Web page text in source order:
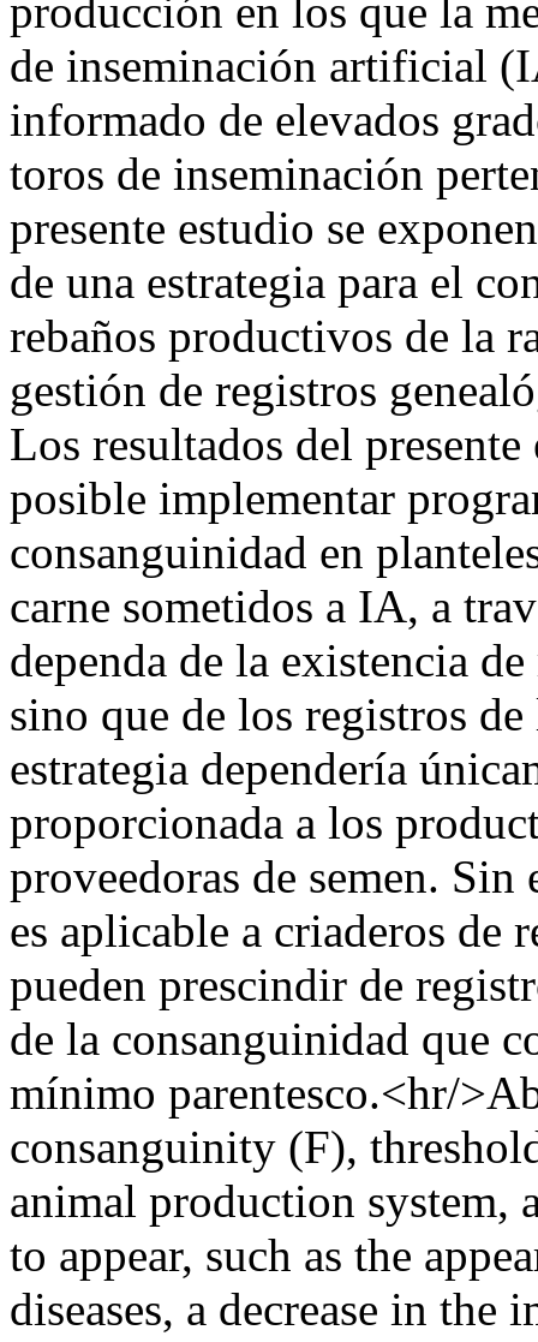
producción en los que la
de inseminación artificial
informado de elevados
toros de inseminación
presente estudio se
de una estrategia para el
rebaños productivos de la
gestión de registros
Los resultados del
posible implementar
consanguinidad en
carne sometidos a IA, a
dependa de la existencia
sino que de los registros
estrategia dependería
proporcionada a los
proveedoras de semen.
es aplicable a criaderos de
pueden prescindir de
de la consanguinidad que
mínimo parentesco.<hr/
consanguinity (F),
animal production system,
to appear, such as the
diseases, a decrease in the